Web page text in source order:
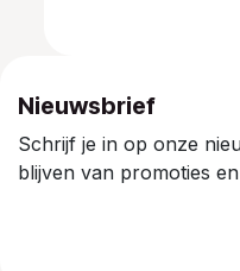
Nieuwsbrief
Schrijf je in op onze
blijven van promoties